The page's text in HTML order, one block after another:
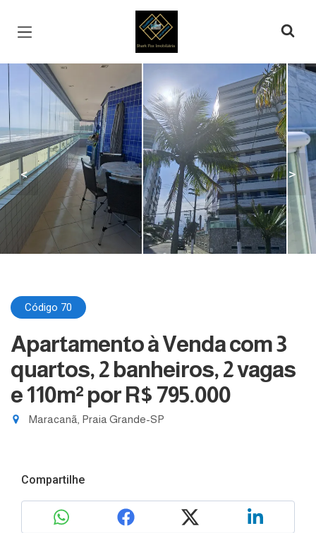
Página inicial
< >
Código 70
Apartamento à Venda com 3
quartos, 2 banheiros, 2 vagas
e 110m²por R$ 795.000
Maracanã, Praia Grande-SP
Compartilhe